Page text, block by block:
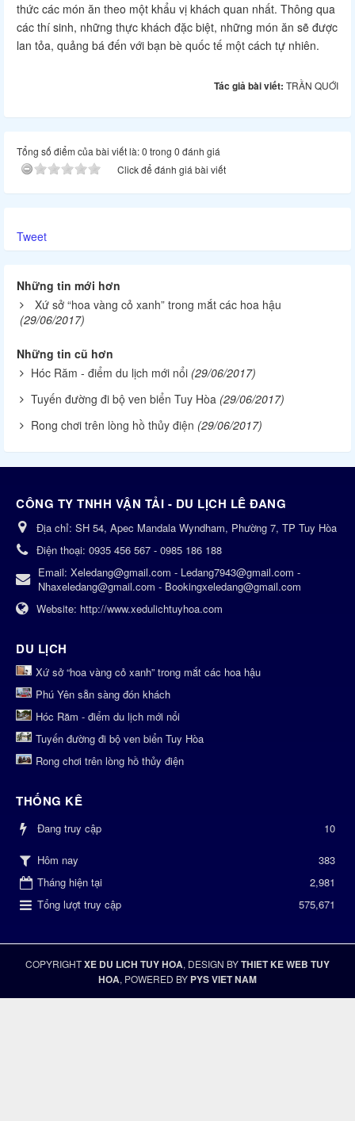
thức các món ăn theo một khẩu vị khách quan nhất. Thông qua
các thí sinh, những thực khách đặc biệt, những món ăn sẽ được
lan tỏa, quảng bá đến với bạn bè quốc tế một cách tự nhiên.
Tác giả bài viết: TRẦN QUỚI
Tổng số điểm của bài viết là: 0 trong 0 đánh giá
Click để đánh giá bài viết
Tweet
Những tin mới hơn
Xứ sở “hoa vàng cỏ xanh” trong mắt các hoa hậu
(29/06/2017)
Những tin cũ hơn
Hóc Răm - điểm du lịch mới nổi (29/06/2017)
Tuyến đường đi bộ ven biển Tuy Hòa (29/06/2017)
Rong chơi trên lòng hồ thủy điện (29/06/2017)
CÔNG TY TNHH VẬN TẢI - DU LỊCH LÊ ĐANG
Địa chỉ: SH 54, Apec Mandala Wyndham, Phường 7, TP Tuy Hòa
Điện thoại: 0935 456 567 - 0985 186 188
Email: Xeledang@gmail.com - Ledang7943@gmail.com -
Nhaxeledang@gmail.com - Bookingxeledang@gmail.com
Website: http://www.xedulichtuyhoa.com
DU LỊCH
Xứ sở “hoa vàng cỏ xanh” trong mắt các hoa hậu
Phú Yên sẵn sàng đón khách
Hóc Răm - điểm du lịch mới nổi
Tuyến đường đi bộ ven biển Tuy Hòa
Rong chơi trên lòng hồ thủy điện
THỐNG KÊ
Đang truy cập 10
Hôm nay
383
Tháng hiện tại
2,981
Tổng lượt truy cập
575,671
COPYRIGHTXE DU LICH TUY HOA, DESIGN BYTHIET KE WEB TUY
HOA, POWERED BY PYS VIET NAM